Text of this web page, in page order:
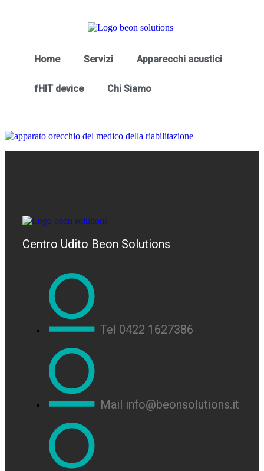
Home Servizi Apparecchi acustici
fHIT device Chi Siamo
Centro Udito Beon Solutions
Tel 0422 1627386
Mail info@beonsolutions.it